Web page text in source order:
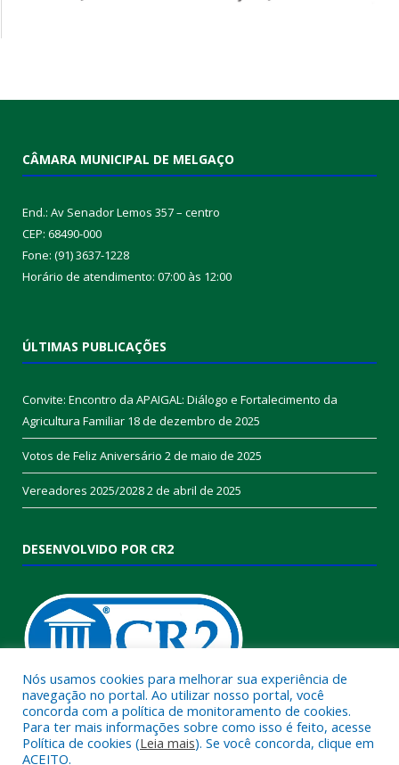
CÂMARA MUNICIPAL DE MELGAÇO
End.: Av Senador Lemos 357 – centro
CEP: 68490-000
Fone: (91) 3637-1228
Horário de atendimento: 07:00 às 12:00
ÚLTIMAS PUBLICAÇÕES
Convite: Encontro da APAIGAL: Diálogo e Fortalecimento da
Agricultura Familiar 18 de dezembro de 2025
Votos de Feliz Aniversário 2 de maio de 2025
Vereadores 2025/20282 de abril de 2025
DESENVOLVIDO POR CR2
Muito mais quecriar siteousistema para prefeituras!
Realizamos umaassessoriacompleta, onde garantimos em
Nós usamos cookies para melhorar sua experiência de
navegação no portal. Ao utilizar nosso portal, você
concorda com a política de monitoramento de cookies.
Para ter mais informações sobre como isso é feito, acesse
Política de cookies (Leia mais). Se você concorda, clique em
ACEITO.